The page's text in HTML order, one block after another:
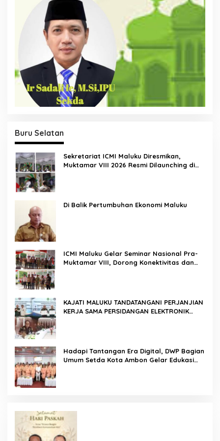
Buru Selatan
Sekretariat ICMI Maluku Diresmikan,
Muktamar VIII 2026 Resmi Dilaunching di
Di Balik Pertumbuhan Ekonomi Maluku
ICMI Maluku Gelar Seminar Nasional Pra-
Muktamar VIII, Dorong Konektivitas dan
KAJATI MALUKU TANDATANGANI PERJANJIAN
KERJA SAMA PERSIDANGAN ELEKTRONIK
Hadapi Tantangan Era Digital, DWP Bagian
Umum Setda Kota Ambon Gelar Edukasi